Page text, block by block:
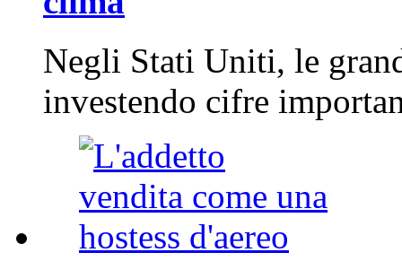
Negli Stati Uniti, le
investendo cifre